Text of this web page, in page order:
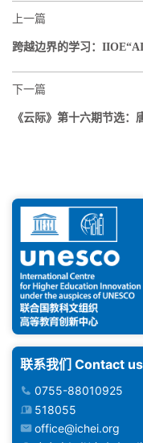
上一篇
跨越边界的学习：
下一篇
《云际》第十六期节选：
联系我们 Contact us
0755-88010925
518055
office@ichei.org